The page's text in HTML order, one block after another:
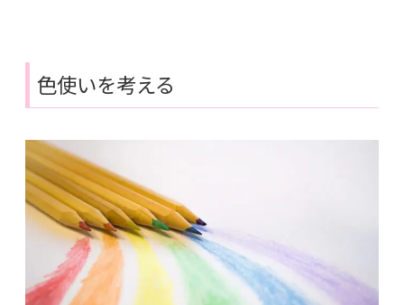
色使いを考える